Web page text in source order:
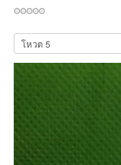
กรุณา
ให้
คะแนน